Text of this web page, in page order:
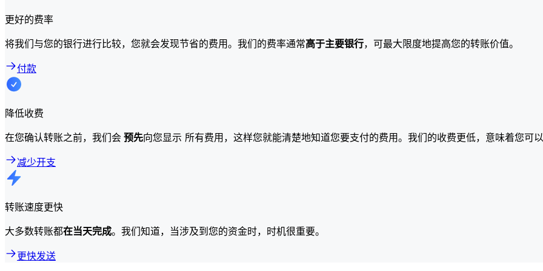
更好的费率
将我们与您的银行进行比较，您就会发现节省的费用。我们的费率通常高于主要银行，可最大限度地提高您的转账价值。
付款
降低收费
在您确认转账之前，我们会 预先向您显示 所有费用，这样您就能清楚地知道您要支付的费用。我们的收费更低，意味着您可以
减少开支
转账速度更快
大多数转账都在当天完成。我们知道，当涉及到您的资金时，时机很重要。
更快发送